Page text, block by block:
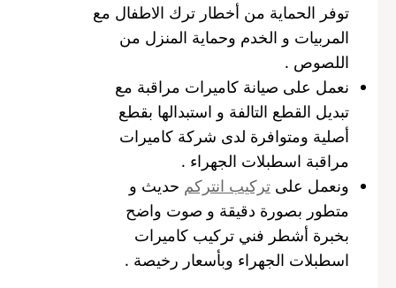
توفر الحماية من أخطار ترك الاطفال مع
المربيات و الخدم وحماية المنزل من
اللصوص .
نعمل على صيانة كاميرات مراقبة مع
تبديل القطع التالفة و استبدالها بقطع
أصلية ومتوافرة لدى شركة كاميرات
مراقبة اسطبلات الجهراء .
ونعمل على تركيب انتركم حديث و
متطور بصورة دقيقة و صوت واضح
بخبرة أشطر فني تركيب كاميرات
اسطبلات الجهراء وبأسعار رخيصة .